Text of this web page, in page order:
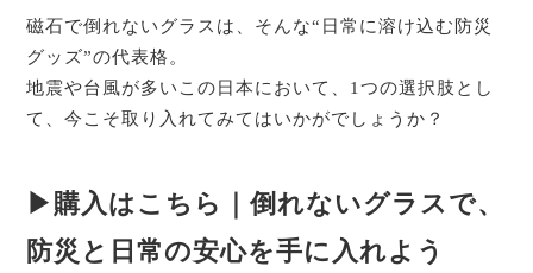
磁石で倒れないグラスは、そんな“日常に溶け込む防災
グッズ”の代表格。
地震や台風が多いこの日本において、1つの選択肢とし
て、今こそ取り入れてみてはいかがでしょうか？
▶購入はこちら｜倒れないグラスで、
防災と日常の安心を手に入れよう